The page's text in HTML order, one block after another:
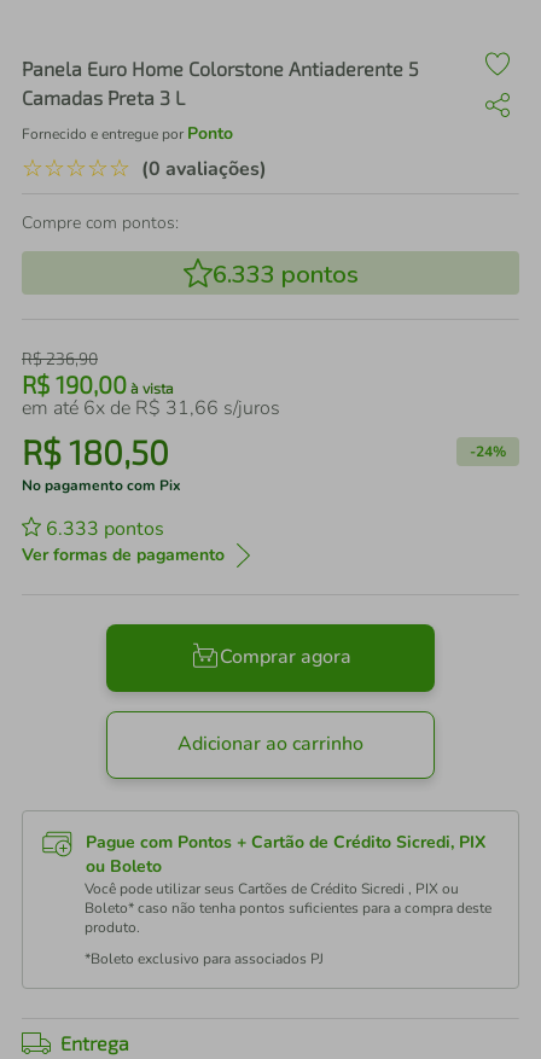
Panela Euro Home Colorstone Antiaderente 5
Camadas Preta 3 L
Fornecido e entregue por Ponto
☆☆☆☆☆ (0 avaliações)
Compre com pontos:
6.333 pontos
R$236,90
R$ 190,00 à vista
em até 6x de R$ 31,66 s/juros
R$180,50 -24%
No pagamento com Pix
6.333 pontos
Ver formas de pagamento
Comprar agora
Adicionar ao carrinho
Pague com Pontos + Cartão de Crédito Sicredi, PIX
ou Boleto
Você pode utilizar seus Cartões de Crédito Sicredi , PIX ou
Boleto* caso não tenha pontos suficientes para a compra deste
produto.
*Boleto exclusivo para associados PJ
Entrega